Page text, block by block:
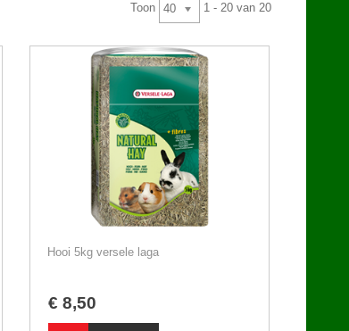
Toon 40 1 - 20 van 20
Hooi 5kg versele laga
€ 8,50